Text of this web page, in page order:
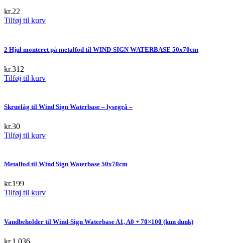
kr.22
Tilføj til kurv
2 Hjul monteret på metalfod til WIND-SIGN WATERBASE 50x70cm
kr.312
Tilføj til kurv
Skruelåg til Wind Sign Waterbase – lysegrå –
kr.30
Tilføj til kurv
Metalfod til Wind Sign Waterbase 50x70cm
kr.199
Tilføj til kurv
Vandbeholder til Wind-Sign Waterbase A1, A0 + 70×100 (kun dunk)
kr.1.036